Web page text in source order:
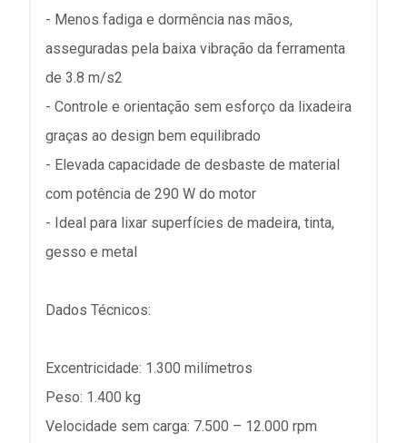
- Menos fadiga e dormência nas mãos,
asseguradas pela baixa vibração da ferramenta
de 3.8 m/s2
- Controle e orientação sem esforço da lixadeira
graças ao design bem equilibrado
- Elevada capacidade de desbaste de material
com potência de 290 W do motor
- Ideal para lixar superfícies de madeira, tinta,
gesso e metal
Dados Técnicos:
Excentricidade: 1.300 milímetros
Peso: 1.400 kg
Velocidade sem carga: 7.500 – 12.000 rpm